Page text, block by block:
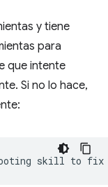
y tiene
para
que intente
Si no lo hace,